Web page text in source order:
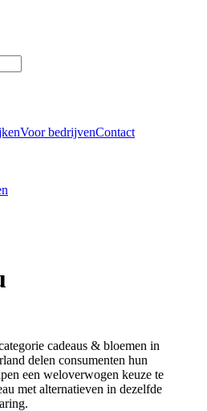
Voor bedrijvenContact
cadeaus & bloemen in
delen consumenten hun
een weloverwogen keuze te
met alternatieven in dezelfde